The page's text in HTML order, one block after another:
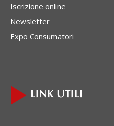
Iscrizione online
Newsletter
Expo Consumatori